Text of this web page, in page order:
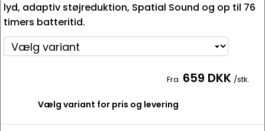
lyd, adaptiv støjreduktion, Spatial Sound og op til 76
timers batteritid.
Fra 659 DKK /stk.
Vælg variant for pris og levering